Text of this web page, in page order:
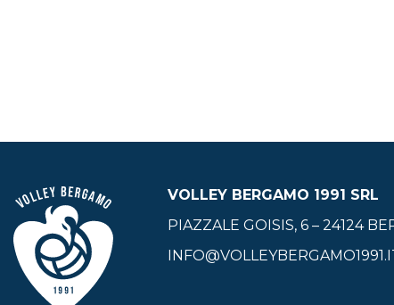
VOLLEY BERGAMO 1991 SRL
PIAZZALE GOISIS, 6 – 24124